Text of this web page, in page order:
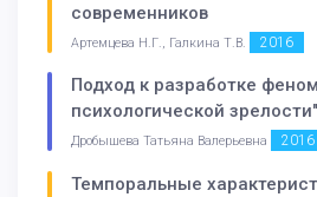
современников
Артемцева Н.Г., Галкина Т.В. 2016
Подход к разработке
психологической зрелости"
Дробышева Татьяна Валерьевна 2016
Темпоральные